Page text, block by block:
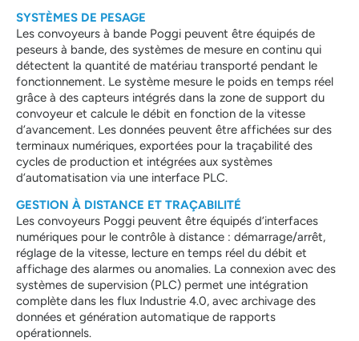
SYSTÈMES DE PESAGE
Les convoyeurs à bande Poggi peuvent être équipés de
peseurs à bande, des systèmes de mesure en continu qui
détectent la quantité de matériau transporté pendant le
fonctionnement. Le système mesure le poids en temps réel
grâce à des capteurs intégrés dans la zone de support du
convoyeur et calcule le débit en fonction de la vitesse
d’avancement. Les données peuvent être affichées sur des
terminaux numériques, exportées pour la traçabilité des
cycles de production et intégrées aux systèmes
d’automatisation via une interface PLC.
GESTION À DISTANCE ET TRAÇABILITÉ
Les convoyeurs Poggi peuvent être équipés d’interfaces
numériques pour le contrôle à distance : démarrage/arrêt,
réglage de la vitesse, lecture en temps réel du débit et
affichage des alarmes ou anomalies. La connexion avec des
systèmes de supervision (PLC) permet une intégration
complète dans les flux Industrie 4.0, avec archivage des
données et génération automatique de rapports
opérationnels.